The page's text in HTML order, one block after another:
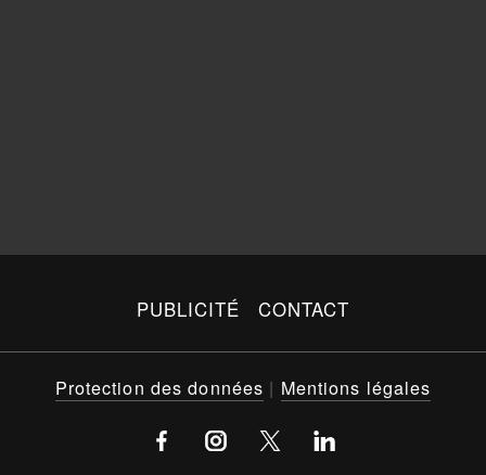
PUBLICITÉ CONTACT
Protection des données | Mentions légales